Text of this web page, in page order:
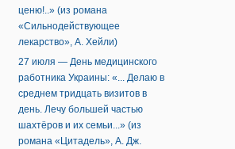
ценю!..» (из романа
«Сильнодействующее
лекарство», А. Хейли)
27 июля — День медицинского
работника Украины: «... Делаю в
среднем тридцать визитов в
день. Лечу большей частью
шахтёров и их семьи...» (из
романа «Цитадель», А. Дж.